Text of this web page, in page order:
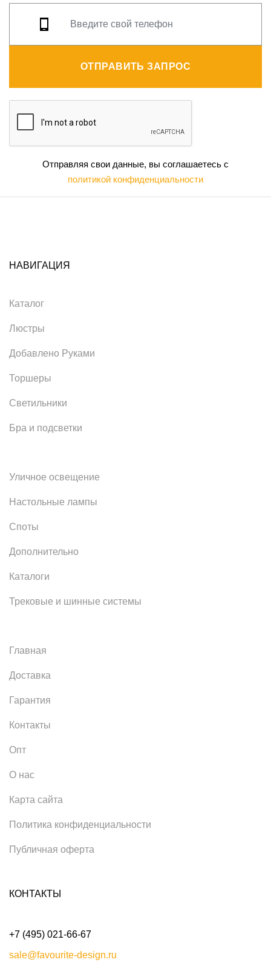
ОТПРАВИТЬ ЗАПРОС
Отправляя свои данные, вы соглашаетесь с
политикой конфиденциальности
НАВИГАЦИЯ
Каталог
Люстры
Добавлено Руками
Торшеры
Светильники
Бра и подсветки
Уличное освещение
Настольные лампы
Споты
Дополнительно
Каталоги
Трековые и шинные системы
Главная
Доставка
Гарантия
Контакты
Опт
О нас
Карта сайта
Политика конфиденциальности
Публичная оферта
КОНТАКТЫ
+7 (495) 021-66-67
sale@favourite-design.ru